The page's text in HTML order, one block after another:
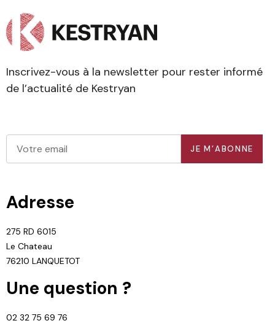
Inscrivez-vous à la newsletter pour rester informé
de l’actualité de Kestryan
JE M’ABONNE
Adresse
275 RD 6015
Le Chateau
76210 LANQUETOT
Une question ?
02 32 75 69 76